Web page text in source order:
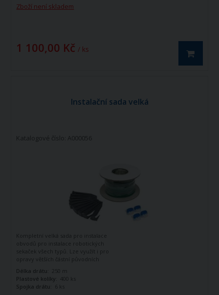
Zboží není skladem
1 100,00 Kč / ks
Instalační sada velká
Katalogové číslo: A000056
Kompletní velká sada pro instalace
obvodů pro instalace robotických
sekaček všech typů. Lze využít i pro
opravy větších částní původních
Délka drátu:
250 m
Plastové kolíky:
400 ks
Spojka drátu: 6 ks